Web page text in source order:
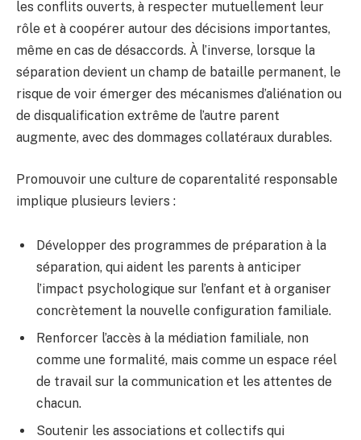
les conflits ouverts, à respecter mutuellement leur
rôle et à coopérer autour des décisions importantes,
même en cas de désaccords. À l’inverse, lorsque la
séparation devient un champ de bataille permanent, le
risque de voir émerger des mécanismes d’aliénation ou
de disqualification extrême de l’autre parent
augmente, avec des dommages collatéraux durables.
Promouvoir une culture de coparentalité responsable
implique plusieurs leviers :
Développer des programmes de préparation à la
séparation, qui aident les parents à anticiper
l’impact psychologique sur l’enfant et à organiser
concrètement la nouvelle configuration familiale.
Renforcer l’accès à la médiation familiale, non
comme une formalité, mais comme un espace réel
de travail sur la communication et les attentes de
chacun.
Soutenir les associations et collectifs qui